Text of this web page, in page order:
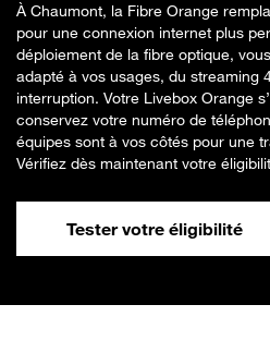
À Chaumont, la Fibre Orange
pour une connexion internet plus
déploiement de la fibre optique,
adapté à vos usages, du streaming
interruption. Votre Livebox Orange
conservez votre numéro de
équipes sont à vos côtés pour une
Vérifiez dès maintenant votre
Tester votre éligibilité